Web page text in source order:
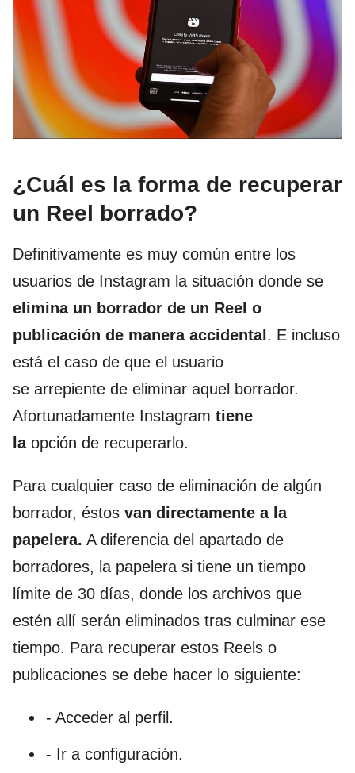
¿Cuál es la forma de recuperar
un Reel borrado?
Definitivamente es muy común entre los
usuarios de Instagram la situación donde se
elimina un borrador de un Reel o
publicación de manera accidental . E incluso
está el caso de que el usuario
se arrepiente de eliminar aquel borrador.
Afortunadamente Instagram tiene
la opción de recuperarlo.
Para cualquier caso de eliminación de algún
borrador, éstos van directamente a la
papelera. A diferencia del apartado de
borradores, la papelera si tiene un tiempo
límite de 30 días, donde los archivos que
estén allí serán eliminados tras culminar ese
tiempo. Para recuperar estos Reels o
publicaciones se debe hacer lo siguiente:
- Acceder al perfil.
- Ir a configuración.